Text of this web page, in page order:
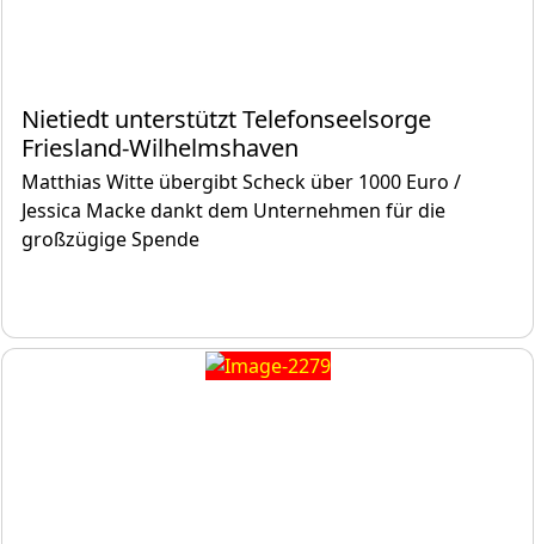
Nietiedt unterstützt Telefonseelsorge
Friesland-Wilhelmshaven
Matthias Witte übergibt Scheck über 1000 Euro /
Jessica Macke dankt dem Unternehmen für die
großzügige Spende